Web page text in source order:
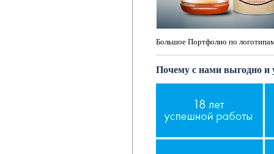
Большое Портфолио по
Почему с нами выгодно и